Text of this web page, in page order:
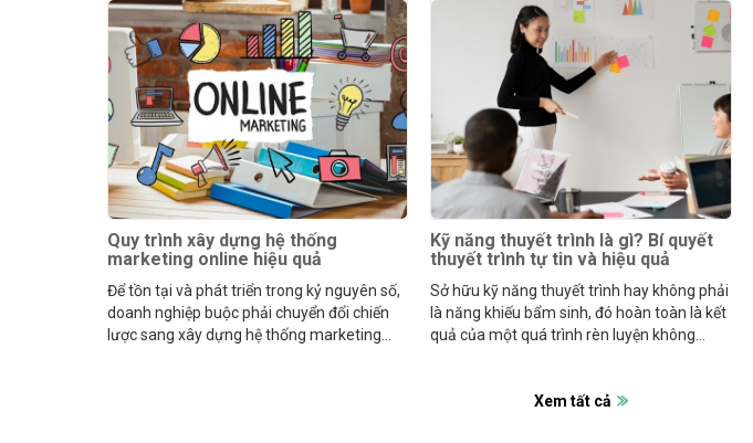
Quy trình xây dựng hệ thống
marketing online hiệu quả
Để tồn tại và phát triển trong kỷ nguyên số,
doanh nghiệp buộc phải chuyển đổi chiến
lược sang xây dựng hệ thống marketing
Kỹ năng thuyết trình là gì? Bí quyết
thuyết trình tự tin và hiệu quả
Sở hữu kỹ năng thuyết trình hay không phải
là năng khiếu bẩm sinh, đó hoàn toàn là kết
quả của một quá trình rèn luyện không
Xem tất cả